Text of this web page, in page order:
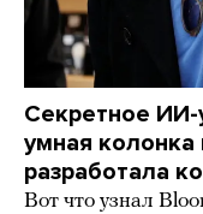
Секретное ИИ-
умная
разработала
Вот что узнал